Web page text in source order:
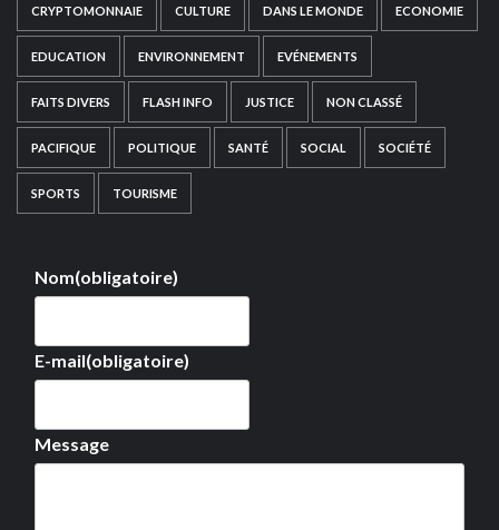
CRYPTOMONNAIE CULTURE DANS LE MONDE ECONOMIE
EDUCATION ENVIRONNEMENT EVÉNEMENTS
FAITS DIVERS FLASH INFO JUSTICE NON CLASSÉ
PACIFIQUE POLITIQUE SANTÉ SOCIAL SOCIÉTÉ
SPORTS TOURISME
Nom(obligatoire)
E-mail(obligatoire)
Message